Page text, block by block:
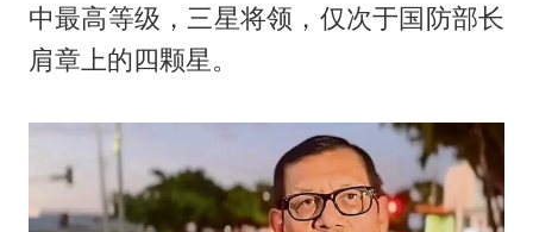
中最高等级，三星将领，仅次于国防部长
肩章上的四颗星。